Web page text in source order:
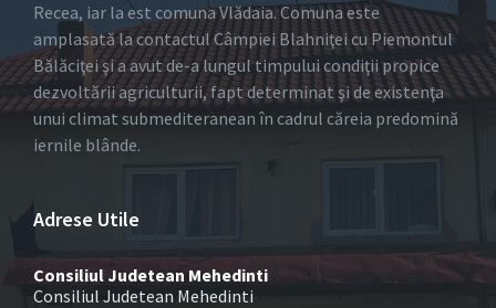
Recea, iar la est comuna Vlădaia. Comuna este
amplasată la contactul Câmpiei Blahniţei cu Piemontul
Bălăciţei şi a avut de-a lungul timpului condiţii propice
dezvoltării agriculturii, fapt determinat şi de existenţa
unui climat submediteranean în cadrul căreia predomină
iernile blânde.
Adrese Utile
Consiliul Judetean Mehedinti
Consiliul Judetean Mehedinti